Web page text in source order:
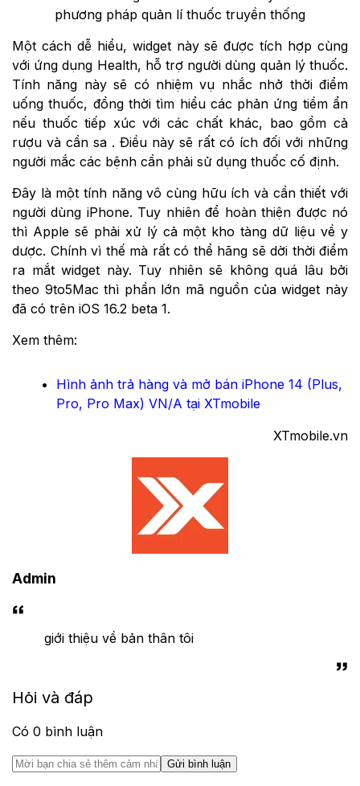
phương pháp quản lí thuốc truyền thống
Một cách dễ hiểu, widget này sẽ được tích hợp cùng
với ứng dụng Health, hỗ trợ người dùng quản lý thuốc.
Tính năng này sẽ có nhiệm vụ nhắc nhở thời điểm
uống thuốc, đồng thời tìm hiểu các phản ứng tiềm ẩn
nếu thuốc tiếp xúc với các chất khác, bao gồm cả
rượu và cần sa . Điều này sẽ rất có ích đối với những
người mắc các bệnh cần phải sử dụng thuốc cố định.
Đây là một tính năng vô cùng hữu ích và cần thiết với
người dùng iPhone. Tuy nhiên để hoàn thiện được nó
thì Apple sẽ phải xử lý cả một kho tàng dữ liệu về y
dược. Chính vì thế mà rất có thể hãng sẽ dời thời điểm
ra mắt widget này. Tuy nhiên sẽ không quá lâu bởi
theo 9to5Mac thì phần lớn mã nguồn của widget này
đã có trên iOS 16.2 beta 1.
Xem thêm:
Hình ảnh trả hàng và mở bán iPhone 14 (Plus,
Pro, Pro Max) VN/A tại XTmobile
XTmobile.vn
Admin
giới thiệu về bản thân tôi
Hỏi và đáp
Có 0 bình luận
Gửi bình luận